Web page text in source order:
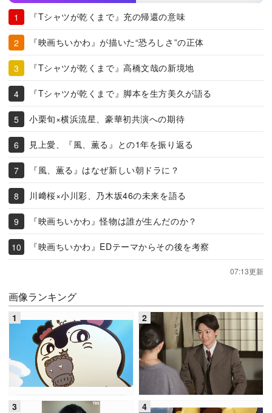
『Tシャツが乾くまで』充の帰還の意味
『映画ちいかわ』が描いた“恐ろしさ”の正体
『Tシャツが乾くまで』高橋文哉の新境地
『Tシャツが乾くまで』脚本を生方美久が語る
小栗旬×横浜流星、豪華初共演への期待
見上愛、『風、薫る』との1年を振り返る
『風、薫る』はなぜ新しい朝ドラに？
川﨑桜×小川彩、乃木坂46の未来を語る
『映画ちいかわ』怪物は誰が生んだのか？
『映画ちいかわ』EDテーマからその後を考察
07:13更新
画像ランキング